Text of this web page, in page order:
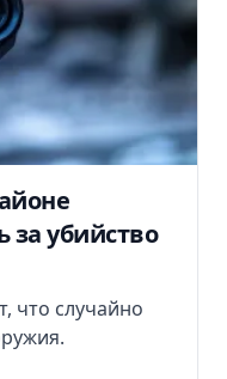
за убийство
что случайно